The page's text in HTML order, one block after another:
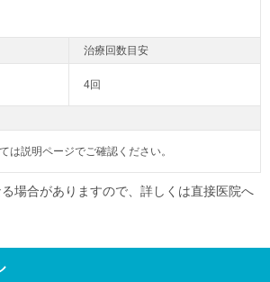
4回
は説明ページでご確認ください。
場合がありますので、詳しくは直接医院へ